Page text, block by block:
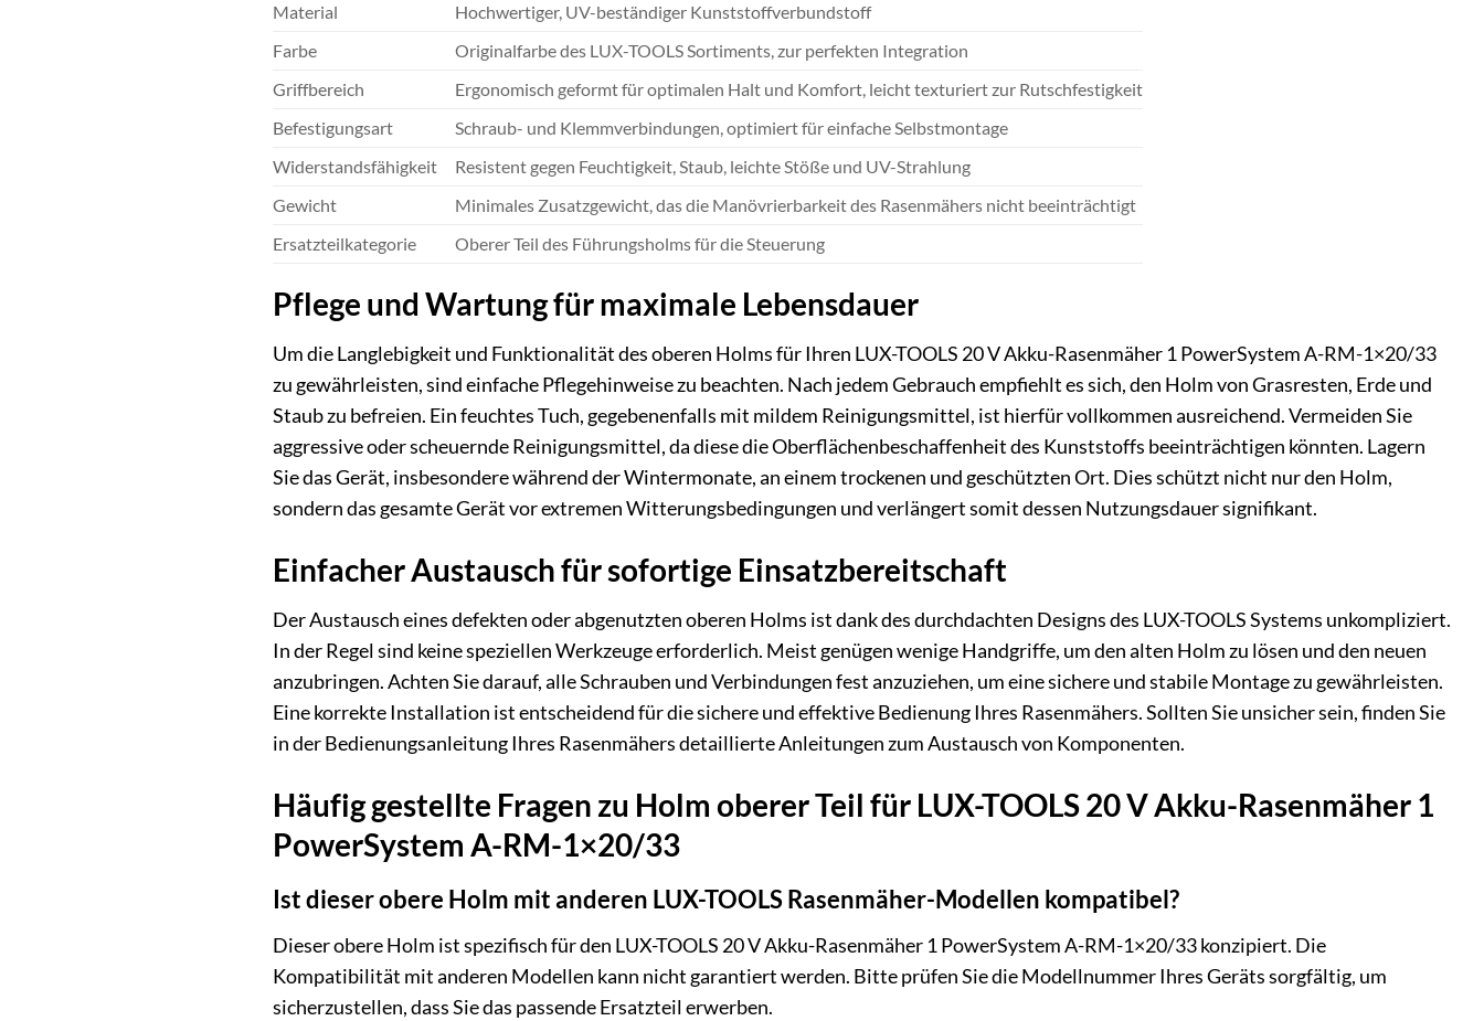
Material
Hochwertiger, UV-beständiger Kunststoffverbundstoff
Farbe
Originalfarbe des LUX-TOOLS Sortiments, zur perfekten Integration
Griffbereich
Ergonomisch geformt für optimalen Halt und Komfort, leicht texturiert zur Rutschfestigkeit
Befestigungsart
Schraub- und Klemmverbindungen, optimiert für einfache Selbstmontage
Widerstandsfähigkeit
Resistent gegen Feuchtigkeit, Staub, leichte Stöße und UV-Strahlung
Gewicht
Minimales Zusatzgewicht, das die Manövrierbarkeit des Rasenmähers nicht beeinträchtigt
Ersatzteilkategorie
Oberer Teil des Führungsholms für die Steuerung
Pflege und Wartung für maximale Lebensdauer
Um die Langlebigkeit und Funktionalität des oberen Holms für Ihren LUX-TOOLS 20 V Akku-Rasenmäher 1 PowerSystem A-RM-1×20/33
zu gewährleisten, sind einfache Pflegehinweise zu beachten. Nach jedem Gebrauch empfiehlt es sich, den Holm von Grasresten, Erde und
Staub zu befreien. Ein feuchtes Tuch, gegebenenfalls mit mildem Reinigungsmittel, ist hierfür vollkommen ausreichend. Vermeiden Sie
aggressive oder scheuernde Reinigungsmittel, da diese die Oberflächenbeschaffenheit des Kunststoffs beeinträchtigen könnten. Lagern
Sie das Gerät, insbesondere während der Wintermonate, an einem trockenen und geschützten Ort. Dies schützt nicht nur den Holm,
sondern das gesamte Gerät vor extremen Witterungsbedingungen und verlängert somit dessen Nutzungsdauer signifikant.
Einfacher Austausch für sofortige Einsatzbereitschaft
Der Austausch eines defekten oder abgenutzten oberen Holms ist dank des durchdachten Designs des LUX-TOOLS Systems unkompliziert.
In der Regel sind keine speziellen Werkzeuge erforderlich. Meist genügen wenige Handgriffe, um den alten Holm zu lösen und den neuen
anzubringen. Achten Sie darauf, alle Schrauben und Verbindungen fest anzuziehen, um eine sichere und stabile Montage zu gewährleisten.
Eine korrekte Installation ist entscheidend für die sichere und effektive Bedienung Ihres Rasenmähers. Sollten Sie unsicher sein, finden Sie
in der Bedienungsanleitung Ihres Rasenmähers detaillierte Anleitungen zum Austausch von Komponenten.
Häufig gestellte Fragen zu Holm oberer Teil für LUX-TOOLS 20 V Akku-Rasenmäher 1
PowerSystem A-RM-1×20/33
Ist dieser obere Holm mit anderen LUX-TOOLS Rasenmäher-Modellen kompatibel?
Dieser obere Holm ist spezifisch für den LUX-TOOLS 20 V Akku-Rasenmäher 1 PowerSystem A-RM-1×20/33 konzipiert. Die
Kompatibilität mit anderen Modellen kann nicht garantiert werden. Bitte prüfen Sie die Modellnummer Ihres Geräts sorgfältig, um
sicherzustellen, dass Sie das passende Ersatzteil erwerben.